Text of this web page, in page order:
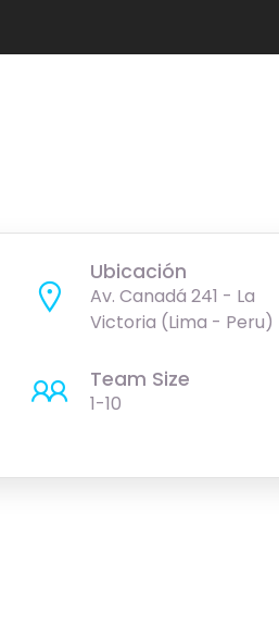
Ubicación
Av. Canadá 241 - La
Victoria (Lima - Peru)
Team Size
1-10